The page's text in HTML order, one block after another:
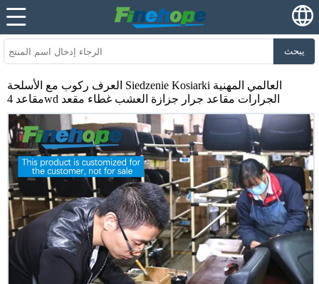
يبحث
العرف ركوب مع الأسلحة Siedzenie Kosiarki العالمي المهنية
مقاعد 4wd الجرارات مقاعد جرار جزازة العشب غطاء مقعد